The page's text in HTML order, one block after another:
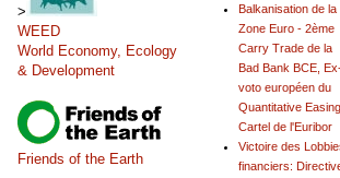
Balkanisation de la
Zone Euro - 2ème
Carry Trade de la
Bad Bank BCE,
voto européen du
Quantitative Easing,
Cartel de l'Euribor
Victoire des
financiers:
>
WEED
World Economy, Ecology
& Development
Friends of the Earth